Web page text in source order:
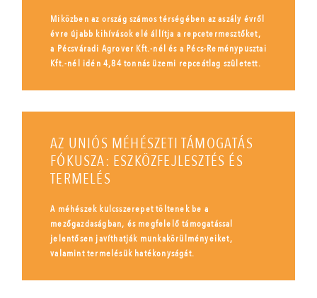
Miközben az ország számos térségében az aszály évről
évre újabb kihívások elé állítja a repcetermesztőket,
a Pécsváradi Agrover Kft.-nél és a Pécs-Reménypusztai
Kft.-nél idén 4,84 tonnás üzemi repceátlag született.
AZ UNIÓS MÉHÉSZETI TÁMOGATÁS
FÓKUSZA: ESZKÖZFEJLESZTÉS ÉS
TERMELÉS
A méhészek kulcsszerepet töltenek be a
mezőgazdaságban, és megfelelő támogatással
jelentősen javíthatják munkakörülményeiket,
valamint termelésük hatékonyságát.